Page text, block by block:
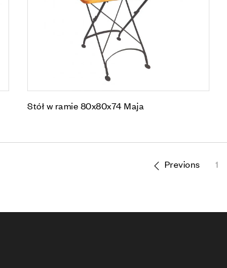
Stół w ramie 80x80x74 Maja
Previons 1